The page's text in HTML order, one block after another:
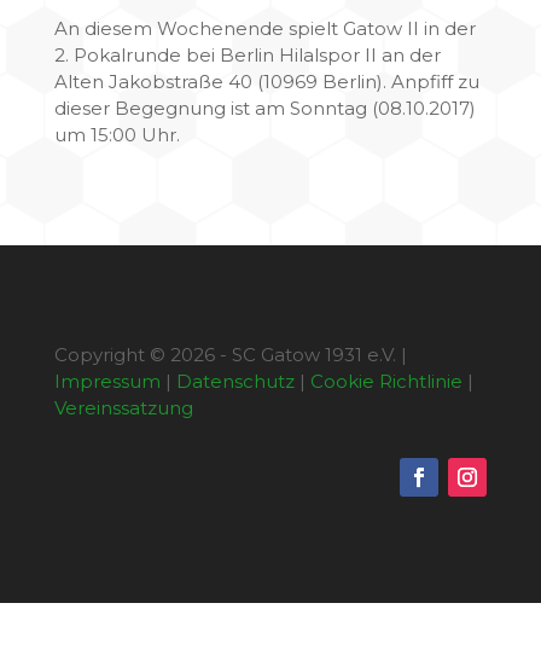
An diesem Wochenende spielt Gatow II in der
2. Pokalrunde bei Berlin Hilalspor II an der
Alten Jakobstraße 40 (10969 Berlin). Anpfiff zu
dieser Begegnung ist am Sonntag (08.10.2017)
um 15:00 Uhr.
Copyright © 2026 - SC Gatow 1931 e.V. |
Impressum | Datenschutz| Cookie Richtlinie |
Vereinssatzung